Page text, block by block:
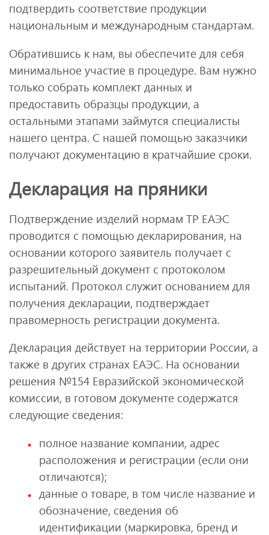
подтвердить соответствие продукции
национальным и международным стандартам.
Обратившись к нам, вы обеспечите для себя
минимальное участие в процедуре. Вам нужно
только собрать комплект данных и
предоставить образцы продукции, а
остальными этапами займутся специалисты
нашего центра. С нашей помощью заказчики
получают документацию в кратчайшие сроки.
Декларация на пряники
Подтверждение изделий нормам ТР ЕАЭС
проводится с помощью декларирования, на
основании которого заявитель получает с
разрешительный документ с протоколом
испытаний. Протокол служит основанием для
получения декларации, подтверждает
правомерность регистрации документа.
Декларация действует на территории России, а
также в других странах ЕАЭС. На основании
решения №154 Евразийской экономической
комиссии, в готовом документе содержатся
следующие сведения:
полное название компании, адрес
расположения и регистрации (если они
отличаются);
данные о товаре, в том числе название и
обозначение, сведения об
идентификации (маркировка, бренд и